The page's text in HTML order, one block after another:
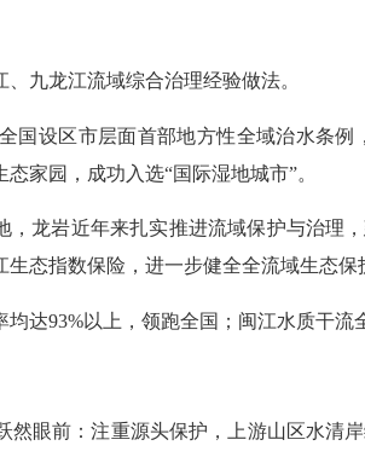
九龙江流域综合治理经验做法。
设区市层面首部地方性全域治水条例
家园，成功入选“国际湿地城市”。
岩近年来扎实推进流域保护与治理，
态指数保险，进一步健全全流域生态保
93%以上，领跑全国；闽江水质干流
前：注重源头保护，上游山区水清岸